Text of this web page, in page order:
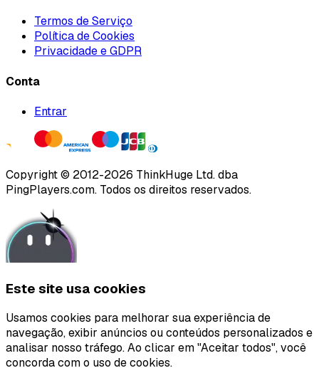
Termos de Serviço
Política de Cookies
Privacidade e GDPR
Conta
Entrar
Copyright © 2012-2026 ThinkHuge Ltd.dba
PingPlayers.com. Todos os direitos reservados.
Este site usa cookies
Usamos cookies para melhorar sua experiência de
navegação, exibir anúncios ou conteúdos personalizados e
analisar nosso tráfego. Ao clicar em "Aceitar todos", você
concorda com o uso de cookies.